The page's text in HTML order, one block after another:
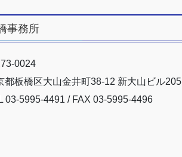
事務所
0024
都板橋区大山金井町38-12 新大山ビル205
03-5995-4491 / FAX 03-5995-4496